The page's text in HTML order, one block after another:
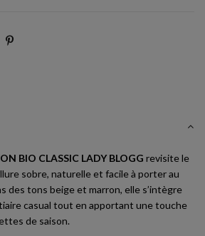
BIO CLASSIC LADY BLOGG revisite le
sobre, naturelle et facile à porter au
des tons beige et marron, elle s’intègre
casual tout en apportant une touche
de saison.